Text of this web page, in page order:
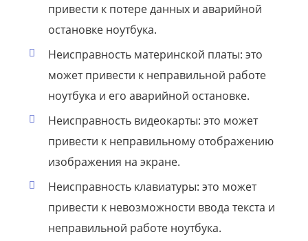
привести к потере данных и аварийной
остановке ноутбука.
Неисправность материнской платы: это
может привести к неправильной работе
ноутбука и его аварийной остановке.
Неисправность видеокарты: это может
привести к неправильному отображению
изображения на экране.
Неисправность клавиатуры: это может
привести к невозможности ввода текста и
неправильной работе ноутбука.